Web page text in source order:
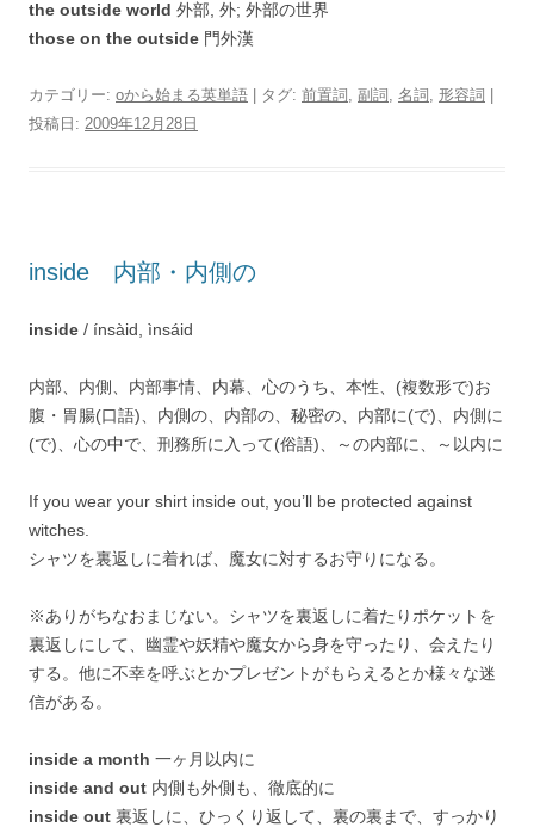
the outside world 外部, 外; 外部の世界
those on the outside 門外漢
カテゴリー: oから始まる英単語 | タグ: 前置詞 , 副詞 , 名詞 , 形容詞
投稿日: 2009年12月28日
inside 内部・内側の
inside / ínsàid, ìnsáid
内部、内側、内部事情、内幕、心のうち、本性、(複数形で)お
腹・胃腸(口語)、内側の、内部の、秘密の、内部に(で)、内側に
(で)、心の中で、刑務所に入って(俗語)、～の内部に、～以内に
If you wear your shirt inside out, you’ll be protected against
witches.
シャツを裏返しに着れば、魔女に対するお守りになる。
※ありがちなおまじない。シャツを裏返しに着たりポケットを
裏返しにして、幽霊や妖精や魔女から身を守ったり、会えたり
する。他に不幸を呼ぶとかプレゼントがもらえるとか様々な迷
信がある。
inside a month 一ヶ月以内に
inside and out 内側も外側も、徹底的に
inside out 裏返しに、ひっくり返して、裏の裏まで、すっかり